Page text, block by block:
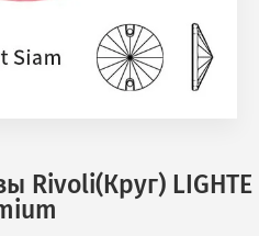
Rivoli(Круг) LIGHTE